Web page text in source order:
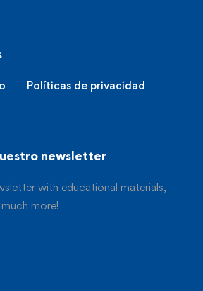
Políticas de privacidad
newsletter
with educational materials,
more!